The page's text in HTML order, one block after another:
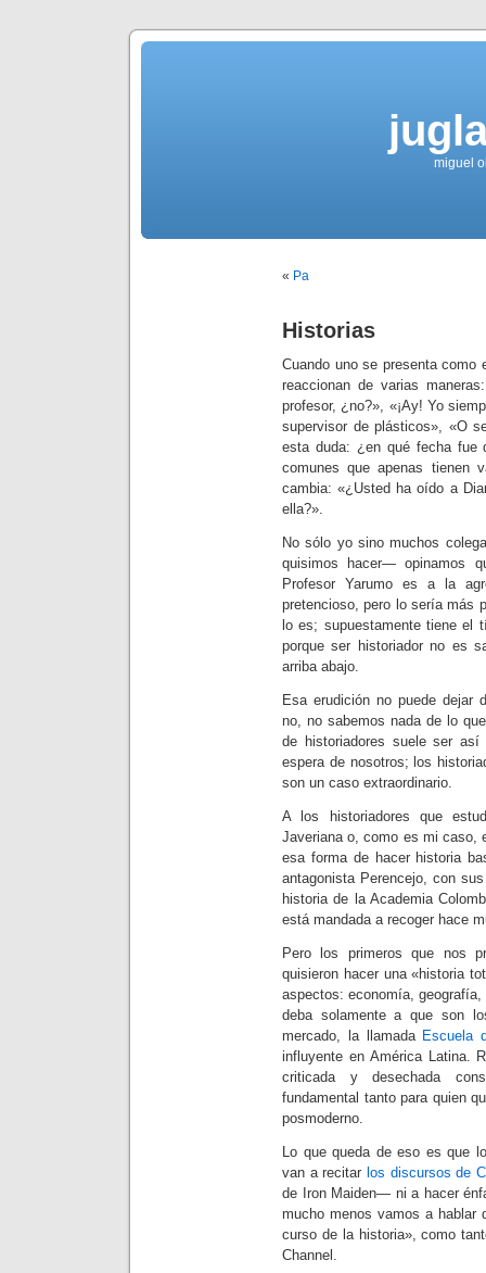
miguel
« Pa
Historias
Cuando uno se presenta
reaccionan de varias
profesor, ¿no?», «¡Ay! Yo
supervisor de plásticos», «O
esta duda: ¿en qué fecha fue
comunes que apenas tienen
cambia: «¿Usted ha oído a
ella?».
No sólo yo sino muchos
quisimos hacer— opinamos
Profesor Yarumo es a la
pretencioso, pero lo sería más
lo es; supuestamente tiene el
porque ser historiador no es
arriba abajo.
Esa erudición no puede dejar
no, no sabemos nada de lo
de historiadores suele ser
espera de nosotros; los
son un caso extraordinario.
A los historiadores que
Javeriana o, como es mi caso,
esa forma de hacer historia
antagonista Perencejo, con
historia de la Academia
está mandada a recoger hace
Pero los primeros que nos
quisieron hacer una «historia
aspectos: economía,
deba solamente a que son
mercado, la llamada Escuela
influyente en América Latina.
criticada y desechada
fundamental tanto para quien
posmoderno.
Lo que queda de eso es que
van a recitar los discursos de
de Iron Maiden— ni a hacer
mucho menos vamos a hablar
curso de la historia», como
Channel.